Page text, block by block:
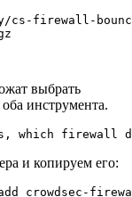
выбрать
инструмента.
, which firewall
и копируем его: